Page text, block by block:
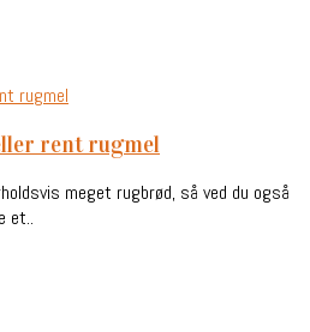
rent rugmel
meget rugbrød, så ved du også
et..